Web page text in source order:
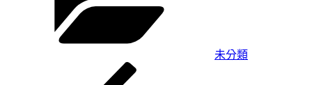
未分類